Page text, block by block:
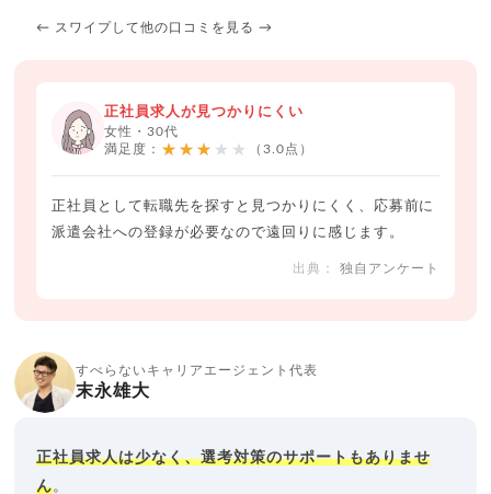
← スワイプして他の口コミを見る →
正社員求人が見つかりにくい
女性・30代
満足度： ★★★★★ （3.0点）
正社員として転職先を探すと見つかりにくく、応募前に
派遣会社への登録が必要なので遠回りに感じます。
独自アンケート
すべらないキャリアエージェント代表
末永雄大
正社員求人は少なく、選考対策のサポートもありませ
ん。